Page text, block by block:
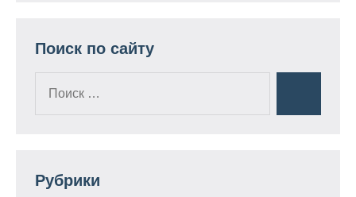
Поиск по сайту
Рубрики